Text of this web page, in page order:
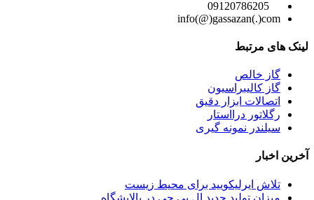
info(@)gassazan(.)com
لینک های مرتبط
گاز خالص
گاز کالیبراسیون
اتصالات ابزار دقیق
رگلاتور درااستار
سیلندر نمونه گیری
آخرین اخبار
تلاش ایرلیکویید برای محیط زیست
میزان تولید جدید ال پی جی در پالایشگاه